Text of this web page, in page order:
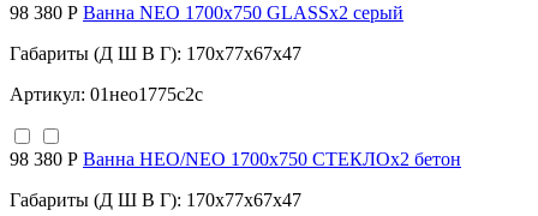
98 380 Р Ванна NEO 1700х750 GLASSх2 серый
Габариты (Д Ш В Г): 170x77x67x47
Артикул: 01нео1775с2с
98 380 Р Ванна НЕО/NEO 1700х750 СТЕКЛОх2 бетон
Габариты (Д Ш В Г): 170x77x67x47